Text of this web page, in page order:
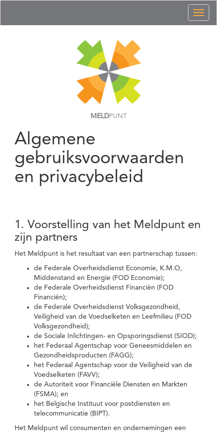
MELDPUNT
Algemene
gebruiksvoorwaarden
en privacybeleid
1. Voorstelling van het Meldpunt en
zijn partners
Het Meldpunt is het resultaat van een partnerschap tussen:
de Federale Overheidsdienst Economie, K.M.O,
Middenstand en Energie (FOD Economie);
de Federale Overheidsdienst Financiën (FOD
Financiën);
de Federale Overheidsdienst Volksgezondheid,
Veiligheid van de Voedselketen en Leefmilieu (FOD
Volksgezondheid);
de Sociale Inlichtingen- en Opsporingsdienst (SIOD);
het Federaal Agentschap voor Geneesmiddelen en
Gezondheidsproducten (FAGG);
het Federaal Agentschap voor de Veiligheid van de
Voedselketen (FAVV);
de Autoriteit voor Financiële Diensten en Markten
(FSMA); en
het Belgische Instituut voor postdiensten en
telecommunicatie (BIPT).
Het Meldpunt wil consumenten en ondernemingen een